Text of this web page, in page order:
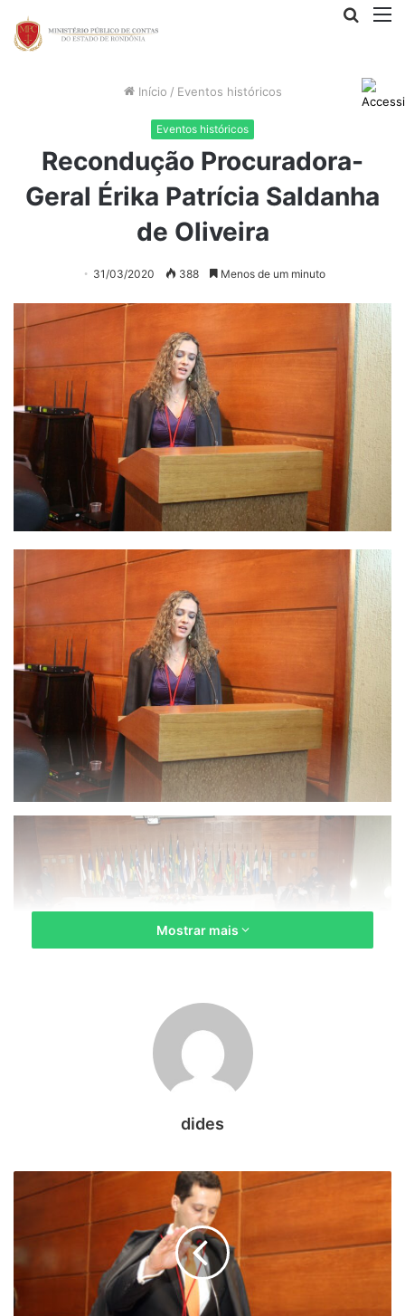
Início / Eventos históricos
Eventos históricos
Recondução Procuradora-
Geral Érika Patrícia Saldanha
de Oliveira
31/03/2020 388 Menos de um minuto
Mostrar mais
dides